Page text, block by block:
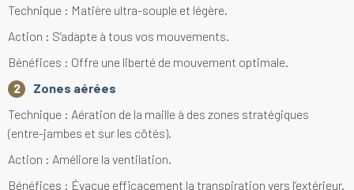
Technique : Matière ultra-souple et légère.
Action : S’adapte à tous vos mouvements.
Bénéfices : Offre une liberté de mouvement optimale.
Zones aérées
Technique : Aération de la maille à des zones stratégiques
(entre-jambes et sur les côtés).
Action : Améliore la ventilation.
Bénéfices : Évacue efficacement la transpiration vers l’extérieur.